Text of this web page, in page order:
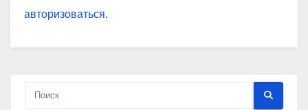
авторизоваться.